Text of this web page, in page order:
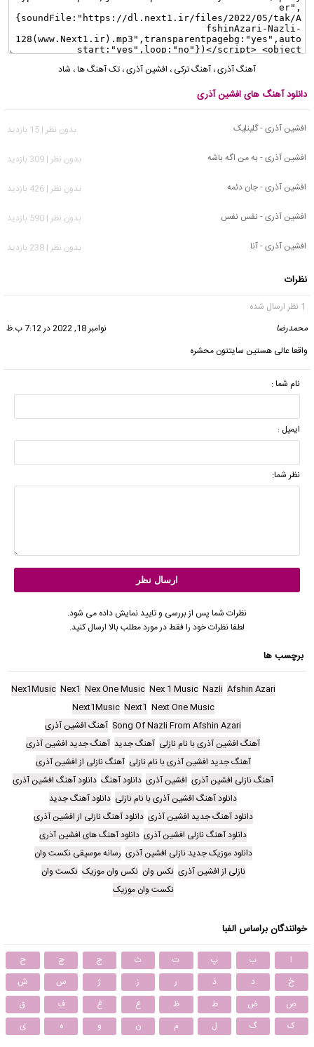
آهنگ آذری، آهنگ ترکی ، افشین آذری، تک آهنگ ها، شاد
دانلود آهنگ های افشین آذری
افشین آذری - گلینلیک
بدون نظر | 15 بازدید
افشین آذری - به من اگه باشه
بدون نظر | 309 بازدید
افشین آذری - جان دئمه
بدون نظر | 426 بازدید
افشین آذری - نفس نفس
بدون نظر | 590 بازدید
افشین آذری - آنا
بدون نظر | 238 بازدید
نظرات
1 نظر ارسال شده
محمدرضا
نوامبر 18, 2022 در 7:12 ب.ظ
واقعا عالی هستین سایتتون محشره
نام شما :
ایمیل :
نظر شما:
نظرات شما پس از بررسی و تایید نمایش داده می شود.
لطفا نظرات خود را فقط در مورد مطلب بالا ارسال کنید.
برچسب ها
Afshin Azari
Nazli
Nex 1 Music
Nex One Music
Nex1
Nex1Music
Next One Music
Next1
Next1Music
Song Of Nazli From Afshin Azari آهنگ افشین آذری
آهنگ افشین آذری با نام نازلی آهنگ جدید آهنگ جدید افشین آذری
آهنگ جدید افشین آذری با نام نازلی آهنگ نازلی از افشین آذری
آهنگ نازلی افشین آذری افشین آذری دانلود آهنگ دانلود آهنگ افشین آذری
دانلود آهنگ افشین آذری با نام نازلی دانلود آهنگ جدید
دانلود آهنگ جدید افشین آذری دانلود آهنگ نازلی از افشین آذری
دانلود آهنگ نازلی افشین آذری دانلود آهنگ های افشین آذری
دانلود موزیک جدید نازلی افشین آذری رسانه موسیقی نکست وان
نازلی از افشین آذری نکس وان نکس وان موزیک نکست وان
نکست وان موزیک
خوانندگان براساس الفبا
ا ب پ ت ث ج چ
ح
خ
د ذ ر ز ژ س
ش
ص
ض ط ظ ع غ ف
ق
ک
گ ل م ن و ه ی